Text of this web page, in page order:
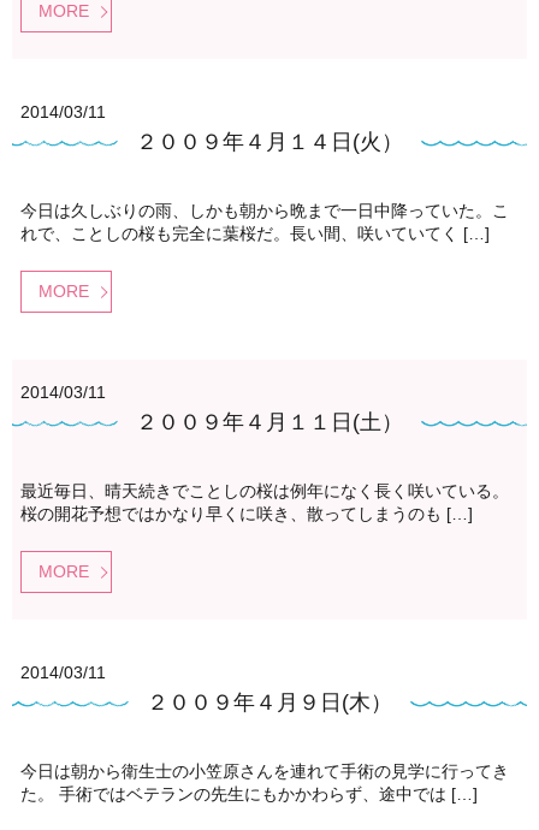
MORE
2014/03/11
２００９年４月１４日(火）
今日は久しぶりの雨、しかも朝から晩まで一日中降っていた。こ
れで、ことしの桜も完全に葉桜だ。長い間、咲いていてく […]
MORE
2014/03/11
２００９年４月１１日(土）
最近毎日、晴天続きでことしの桜は例年になく長く咲いている。
桜の開花予想ではかなり早くに咲き、散ってしまうのも […]
MORE
2014/03/11
２００９年４月９日(木）
今日は朝から衛生士の小笠原さんを連れて手術の見学に行ってき
た。 手術ではベテランの先生にもかかわらず、途中では […]